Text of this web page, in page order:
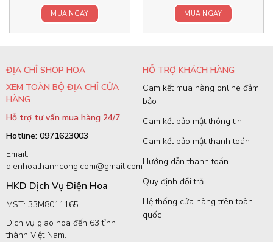
MUA NGAY MUA NGAY
ĐỊA CHỈ SHOP HOA
XEM TOÀN BỘ ĐỊA CHỈ CỬA
HÀNG
Hỗ trợ tư vấn mua hàng 24/7
Hotline: 0971623003
Email:
dienhoathanhcong.com@gmail.com
HKD Dịch Vụ Điện Hoa
MST: 33M8011165
Dịch vụ giao hoa đến 63 tỉnh
thành Việt Nam.
HỖ TRỢ KHÁCH HÀNG
Cam kết mua hàng online đảm
bảo
Cam kết bảo mật thông tin
Cam kết bảo mật thanh toán
Hướng dẫn thanh toán
Quy định đổi trả
Hệ thống cửa hàng trên toàn
quốc